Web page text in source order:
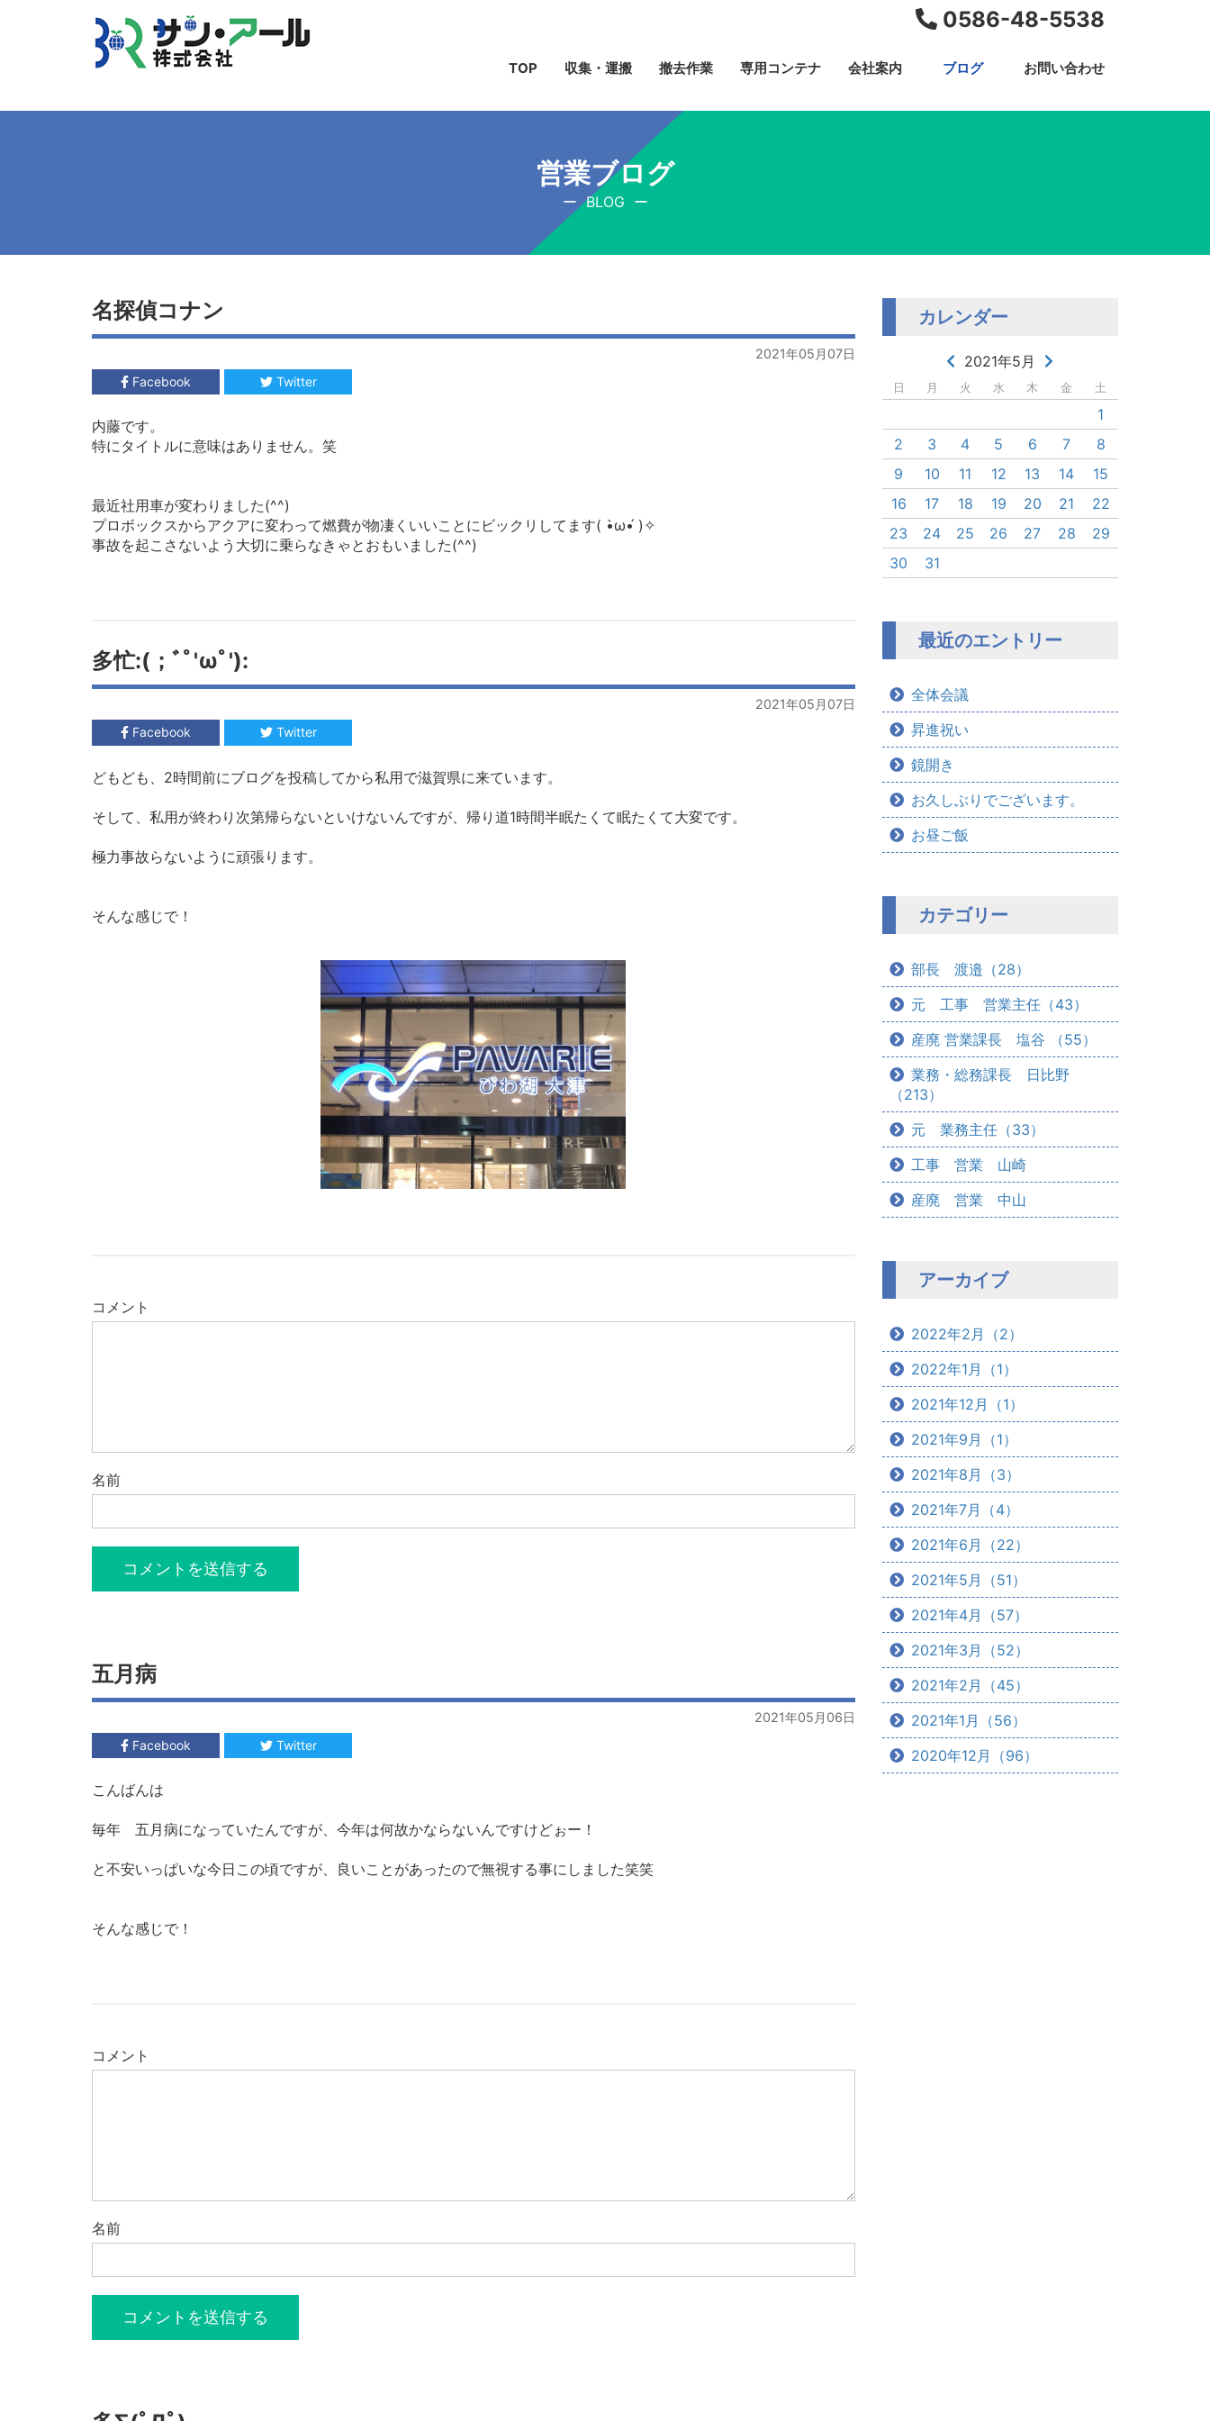
0586-48-5538
TOP 収集・運搬 撤去作業 専用コンテナ 会社案内 ブログ お問い合わせ
営業ブログ
BLOG
名探偵コナン
2021年05月07日
Facebook
Twitter
内藤です。
特にタイトルに意味はありません。笑
最近社用車が変わりました(^^)
プロボックスからアクアに変わって燃費が物凄くいいことにビックリしてます( •̀ω•́ )✧
事故を起こさないよう大切に乗らなきゃとおもいました(^^)
多忙:(；ﾞﾟ'ωﾟ'):
2021年05月07日
Facebook
Twitter
どもども、2時間前にブログを投稿してから私用で滋賀県に来ています。
そして、私用が終わり次第帰らないといけないんですが、帰り道1時間半眠たくて眠たくて大変です。
極力事故らないように頑張ります。
そんな感じで！
コメント
名前
五月病
2021年05月06日
Facebook
Twitter
こんばんは
毎年 五月病になっていたんですが、今年は何故かならないんですけどぉー！
と不安いっぱいな今日この頃ですが、良いことがあったので無視する事にしました笑笑
そんな感じで！
コメント
名前
カレンダー
2021年5月
日 月 火 水 木 金 土
1
2
3 4 5 6 7
8
9
10 11 12 13 14
15
16
17 18 19 20 21
22
23
24 25 26 27 28
29
30
31
最近のエントリー
全体会議
昇進祝い
鏡開き
お久しぶりでございます。
お昼ご飯
カテゴリー
部長 渡邉（28）
元 工事 営業主任（43）
産廃 営業課長 塩谷 （55）
業務・総務課長 日比野
（213）
元 業務主任（33）
工事 営業 山崎
産廃 営業 中山
アーカイブ
2022年2月（2）
2022年1月（1）
2021年12月（1）
2021年9月（1）
2021年8月（3）
2021年7月（4）
2021年6月（22）
2021年5月（51）
2021年4月（57）
2021年3月（52）
2021年2月（45）
2021年1月（56）
2020年12月（96）